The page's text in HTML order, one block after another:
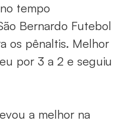
tempo
Bernardo Futebol
os pênaltis. Melhor
por 3 a 2 e seguiu
a melhor na